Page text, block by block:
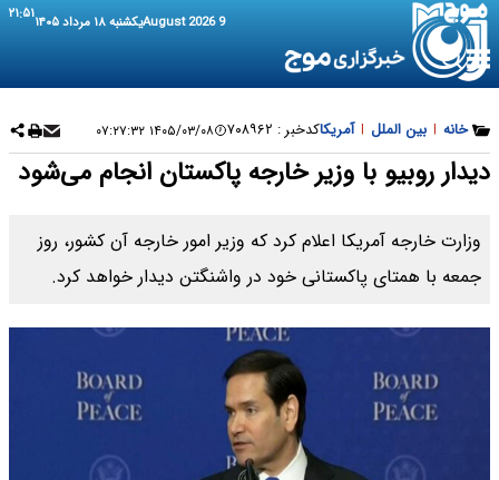
9 August 2026 یکشنبه ۱۸ مرداد ۱۴۰۵ ۲۱:۵۱
خانه | بین الملل | آمریکاکدخبر : ۷۰۸۹۶۲ ۱۴۰۵/۰۳/۰۸ ۰۷:۲۷:۳۲
دیدار روبیو با وزیر خارجه پاکستان انجام می‌شود
وزارت خارجه آمریکا اعلام کرد که وزیر امور خارجه آن کشور، روز
جمعه با همتای پاکستانی خود در واشنگتن دیدار خواهد کرد.